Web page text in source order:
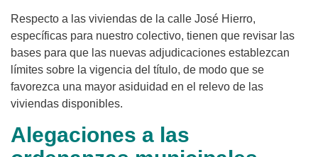
Respecto a las viviendas de la calle José Hierro,
específicas para nuestro colectivo, tienen que revisar las
bases para que las nuevas adjudicaciones establezcan
límites sobre la vigencia del título, de modo que se
favorezca una mayor asiduidad en el relevo de las
viviendas disponibles.
Alegaciones a las